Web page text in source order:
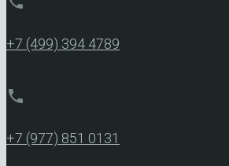
+7 (499) 394 4789
phone
+7 (977) 851 0131